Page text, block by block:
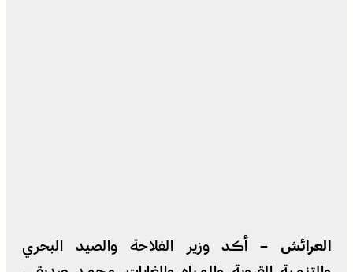
العرائش –أكد وزير الفلاحة والصيد البحري